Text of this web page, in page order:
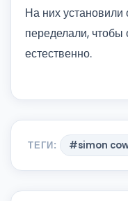
На них
переделали,
естественно.
ТЕГИ: #simon